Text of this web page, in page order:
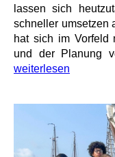
lassen sich
schneller umsetzen
hat sich im Vorfeld
und der Planung
weiterlesen